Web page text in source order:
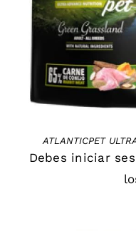
ATLANTICPET
Debes iniciar